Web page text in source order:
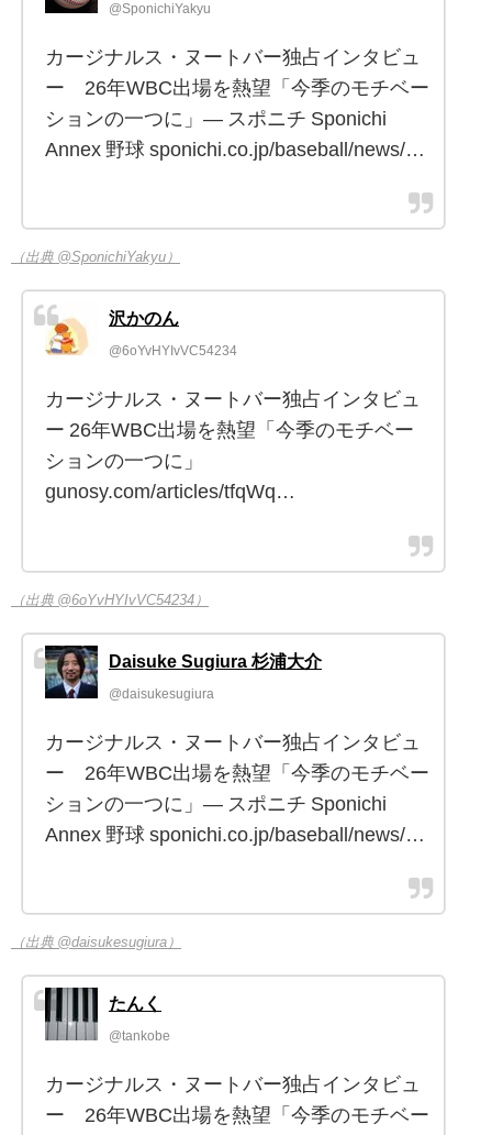
@SponichiYakyu
カージナルス・ヌートバー独占インタビュ
ー 26年WBC出場を熱望「今季のモチベー
ションの一つに」― スポニチ Sponichi
Annex 野球 sponichi.co.jp/baseball/news/…
（出典 @SponichiYakyu）
沢かのん
@6oYvHYIvVC54234
カージナルス・ヌートバー独占インタビュ
ー 26年WBC出場を熱望「今季のモチベー
ションの一つに」
gunosy.com/articles/tfqWq…
（出典 @6oYvHYIvVC54234）
Daisuke Sugiura 杉浦大介
@daisukesugiura
カージナルス・ヌートバー独占インタビュ
ー 26年WBC出場を熱望「今季のモチベー
ションの一つに」― スポニチ Sponichi
Annex 野球 sponichi.co.jp/baseball/news/…
（出典 @daisukesugiura）
たんく
@tankobe
カージナルス・ヌートバー独占インタビュ
ー 26年WBC出場を熱望「今季のモチベー